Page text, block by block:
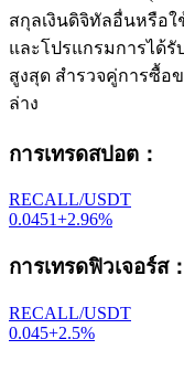
สกุลเงินดิจิทัลอื่นหรือ
และโปรแกรมการได้รั
สูงสุด สำรวจคู่การซื้อ
ล่าง
การเทรดสปอต ：
RECALL/USDT
0.0451+2.96%
การเทรดฟิวเจอร์ส：
RECALL/USDT
0.045+2.5%